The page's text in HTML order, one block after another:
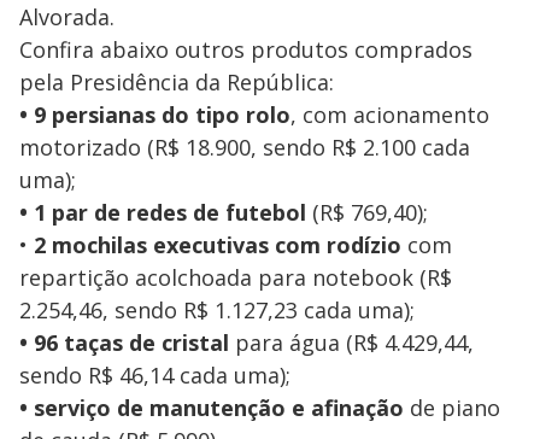
Alvorada.
Confira abaixo outros produtos comprados
pela Presidência da República:
• 9 persianas do tipo rolo, com acionamento
motorizado (R$ 18.900, sendo R$ 2.100 cada
uma);
• 1 par de redes de futebol (R$ 769,40);
• 2 mochilas executivas com rodízio com
repartição acolchoada para notebook (R$
2.254,46, sendo R$ 1.127,23 cada uma);
• 96 taças de cristal para água (R$ 4.429,44,
sendo R$ 46,14 cada uma);
• serviço de manutenção e afinação de piano